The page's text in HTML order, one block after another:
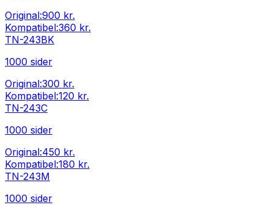
Original:900 kr.
Kompatibel:360 kr.
TN-243BK
1000 sider
Original:300 kr.
Kompatibel:120 kr.
TN-243C
1000 sider
Original:450 kr.
Kompatibel:180 kr.
TN-243M
1000 sider